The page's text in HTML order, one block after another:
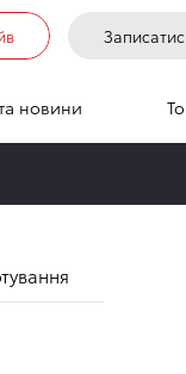
новини